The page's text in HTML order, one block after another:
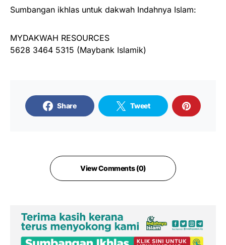
Sumbangan ikhlas untuk dakwah Indahnya Islam:
MYDAKWAH RESOURCES
5628 3464 5315 (Maybank Islamik)
Share Tweet
View Comments (0)